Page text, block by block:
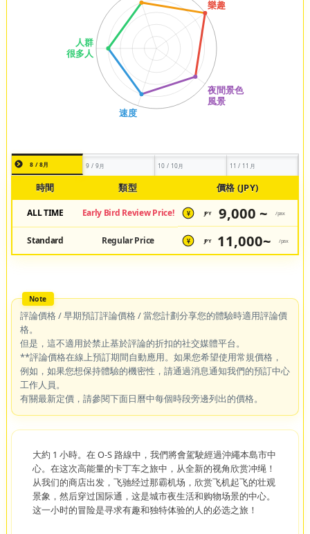
8 / 8月 9 / 9月 10 / 10月 11 / 11月
時間 類型 價格 (JPY)
ALL TIME Early Bird Review Price! ¥ JPY 9,000 ~ /pax
Standard Regular Price ¥ JPY 11,000~ /pax
評論價格 / 早期預訂評論價格 / 當您計劃分享您的體驗時適用評論價
格。
但是，這不適用於禁止基於評論的折扣的社交媒體平台。
**評論價格在線上預訂期間自動應用。如果您希望使用常規價格，
例如，如果您想保持體驗的機密性，請通過消息通知我們的預訂中心
工作人員。
有關最新定價，請參閱下面日曆中每個時段旁邊列出的價格。
大約 1 小時。在 O-S 路線中，我們將會駕駛經過沖繩本島市中
心。在这次高能量的卡丁车之旅中，从全新的视角欣赏冲绳！
从我们的商店出发，飞驰经过那霸机场，欣赏飞机起飞的壮观
景象，然后穿过国际通，这是城市夜生活和购物场景的中心。
这一小时的冒险是寻求有趣和独特体验的人的必选之旅！